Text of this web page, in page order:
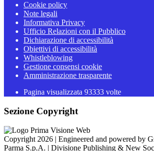
Cookie policy
Note legali
Informativa Privacy
Ufficio Relazioni con il Pubblico
Dichiarazione di accessibilità
Obiettivi di accessibilità
Whistleblowing
Gestione consensi cookie
Amministrazione trasparente
Pagina visualizzata 93333 volte
Sezione Copyright
Copyright 2026 | Engineered and powered by
Parma S.p.A. | Divisione Publishing & New